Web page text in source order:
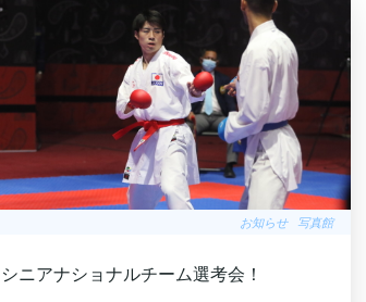
お知らせ 写真館
シニアナショナルチーム選考会！